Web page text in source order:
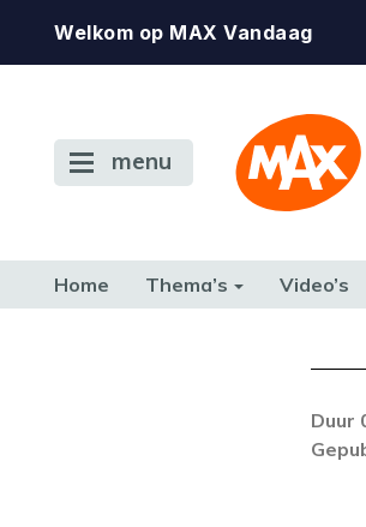
Welkom op MAX Vandaag
menu
Home Thema’s Video’s
Duur